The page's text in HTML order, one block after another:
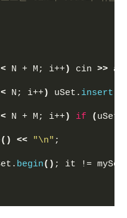
< N + M; i++) cin >>
< N; i++) uSet. insert
< N + M; i++) if ( uSet.
() << "\n" ;
begin() ; it !=